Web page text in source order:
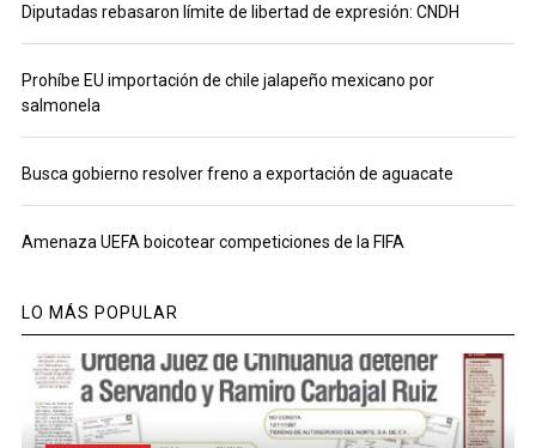
Diputadas rebasaron límite de libertad de expresión: CNDH
Prohíbe EU importación de chile jalapeño mexicano por
salmonela
Busca gobierno resolver freno a exportación de aguacate
Amenaza UEFA boicotear competiciones de la FIFA
LO MÁS POPULAR